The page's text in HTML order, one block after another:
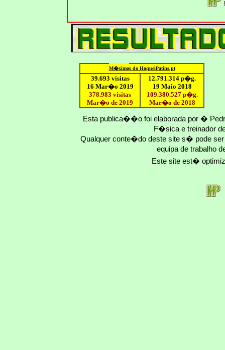
M�ximos do HoqueiPatins.pt
39.693 visitas
16 Mar�o 2019
378.983 visitas
Mar�o de 2019
12.791.314 p�g.
19 Maio 2018
109.380.527p�g.
Mar�o de 2018
Esta publica��o foi elaborada por �
F�sica e treinador
Qualquer conte�do deste site s� pode
equipa de trabalho
Este site est�